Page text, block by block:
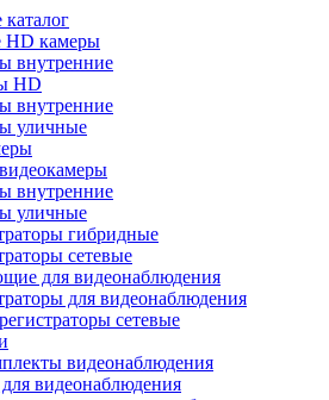
HD камеры
внутренние
HD
внутренние
уличные
внутренние
уличные
гибридные
сетевые
для видеонаблюдения
для видеонаблюдения
сетевые
видеонаблюдения
видеонаблюдения